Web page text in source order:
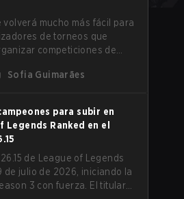
volverá mucho más fácil para
de torneos que
competiciones de
sus Directrices de
Sofia Guimarães
para subir en
Legends Ranked en el
de League of Legends
de julio de 2026, iniciando la
3 con fuerza. El titular